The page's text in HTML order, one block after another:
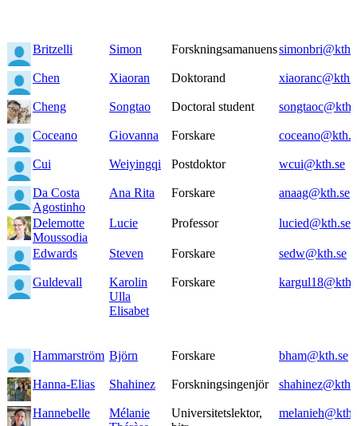
Britzelli Simon Forskningsamanuens
Chen Xiaoran Doktorand
Cheng Songtao Doctoral student
Coceano Giovanna Forskare
Cui Weiyingqi Postdoktor wcui@kth.se
Da Costa
Agostinho
Ana Rita Forskare anaag@kth.se
Delemotte
Moussodia
Lucie Professor lucied@kth.se
Edwards Steven Forskare sedw@kth.se
Guldevall
Karolin
Ulla
Elisabet
Forskare
Hammarström Björn Forskare bham@kth.se
Hanna-Elias Shahinez Forskningsingenjör
Hannebelle
Mélanie
Universitetslektor,